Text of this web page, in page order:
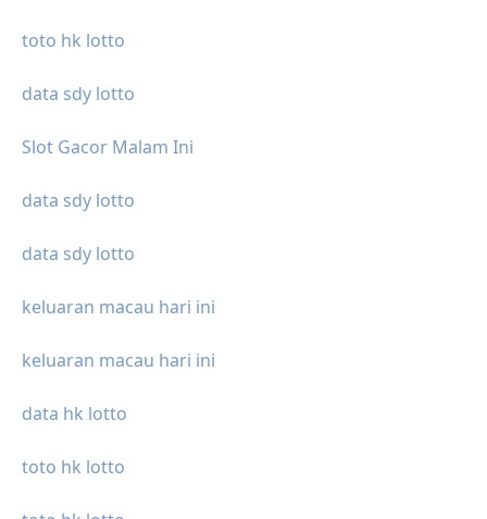
toto hk lotto
data sdy lotto
Slot Gacor Malam Ini
data sdy lotto
data sdy lotto
keluaran macau hari ini
keluaran macau hari ini
data hk lotto
toto hk lotto